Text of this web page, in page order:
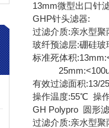
13mm微型出口针
GHP针头滤器:
过滤介质:亲水型
玻纤预滤层:硼硅玻
标准死体积
有效过滤面积:13/
操作温度:55℃ 操
GH Polypro 圆形
过滤介质:亲水型